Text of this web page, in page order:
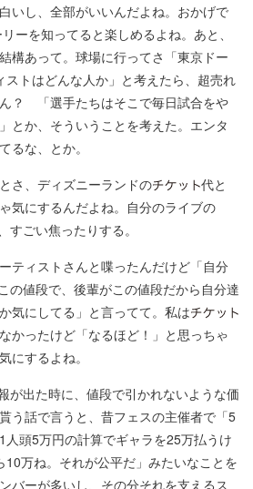
いし、全部がいいんだよね。おかげで
ーを知ってると楽しめるよね。あと、
構あって。球場に行ってさ「東京ドー
ストはどんな人か」と考えたら、超売れ
？ 「選手たちはそこで毎日試合をや
とか、そういうことを考えた。エンタ
るな、とか。
さ、ディズニーランドの
代と
気にするんだよね。自分のライブの
すごい焦ったりする。
ティストさんと喋ったんだけど「自分
の値段で、後輩がこの値段だから自分達
気にしてる」と言ってて。私は
かったけど「なるほど！」と思っちゃ
にするよね。
が出た時に、値段で引かれないような価
う話で言うと、昔フェスの主催者で「5
人頭5万円の計算でギャラを25万払うけ
10万ね。それが公平だ」みたいなことを
バーが多いし、その分それを支えるス